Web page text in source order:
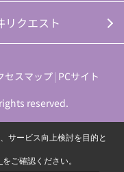
リクエスト
セスマップ PCサイト
reserved.
サービス向上検討を目的と
をご確認ください。